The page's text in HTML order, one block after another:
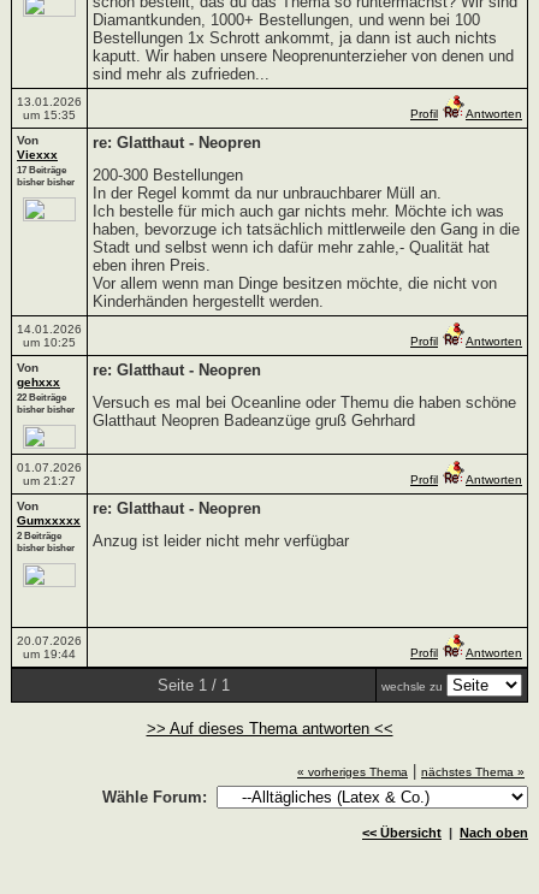
Diamantkunden, 1000+ Bestellungen, und wenn bei 100
Bestellungen 1x Schrott ankommt, ja dann ist auch nichts
kaputt. Wir haben unsere Neoprenunterzieher von denen und
sind mehr als zufrieden...
13.01.2026
um 15:35
Profil
Antworten
Von
Viexxx
17 Beiträge
bisher bisher
re: Glatthaut - Neopren
200-300 Bestellungen
In der Regel kommt da nur unbrauchbarer Müll an.
Ich bestelle für mich auch gar nichts mehr. Möchte ich was
haben, bevorzuge ich tatsächlich mittlerweile den Gang in die
Stadt und selbst wenn ich dafür mehr zahle,- Qualität hat
eben ihren Preis.
Vor allem wenn man Dinge besitzen möchte, die nicht von
Kinderhänden hergestellt werden.
14.01.2026
um 10:25
Profil
Antworten
Von
gehxxx
22 Beiträge
bisher bisher
re: Glatthaut - Neopren
Versuch es mal bei Oceanline oder Themu die haben schöne
Glatthaut Neopren Badeanzüge gruß Gehrhard
01.07.2026
um 21:27
Profil
Antworten
Von
Gumxxxxx
2 Beiträge
bisher bisher
re: Glatthaut - Neopren
Anzug ist leider nicht mehr verfügbar
20.07.2026
um 19:44
Profil Antworten
Seite 1 / 1 wechsle zu
>> Auf dieses Thema antworten <<
« vorheriges Thema nächstes Thema »
Wähle Forum:
<< Übersicht | Nach oben